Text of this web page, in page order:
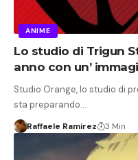
ANIME
Lo studio di Trigun
anno con un’
Studio Orange, lo studio di
sta preparando…
Raffaele Ramirez 3 Min